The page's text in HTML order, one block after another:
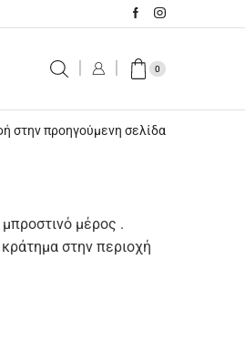
0
στην προηγούμενη σελίδα
μέρος .
στην περιοχή